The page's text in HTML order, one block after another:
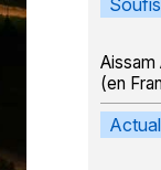
Aissam
(en